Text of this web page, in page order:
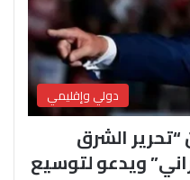
دولي وإقليمي
الشرق
ويدعو لتوسيع